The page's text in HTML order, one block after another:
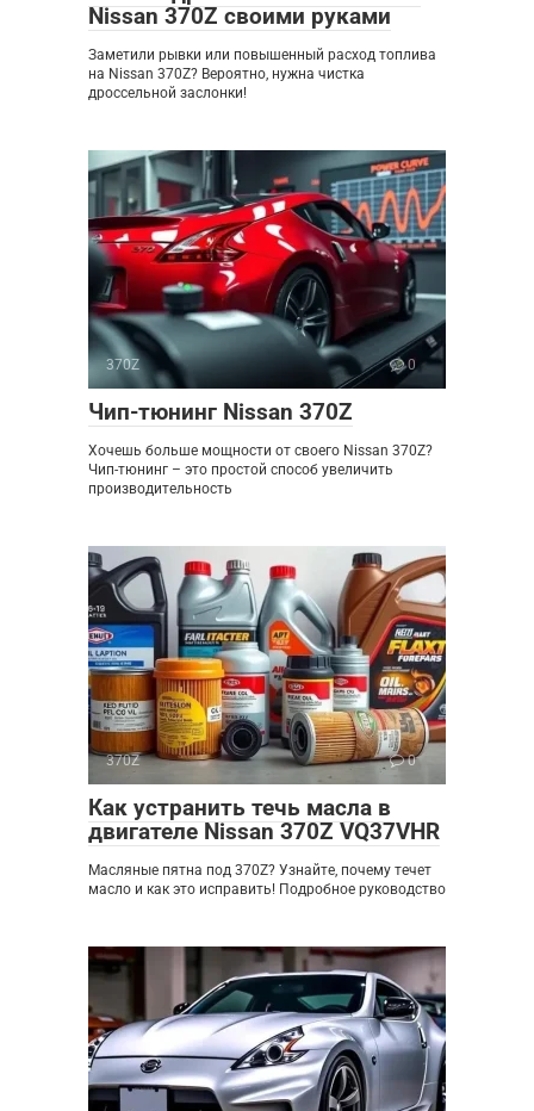
Nissan 370Z своими руками
Заметили рывки или повышенный расход топлива
на Nissan 370Z? Вероятно, нужна чистка
дроссельной заслонки!
370Z 0
Чип-тюнинг Nissan 370Z
Хочешь больше мощности от своего Nissan 370Z?
Чип-тюнинг – это простой способ увеличить
производительность
370Z 0
Как устранить течь масла в
двигателе Nissan 370Z VQ37VHR
Масляные пятна под 370Z? Узнайте, почему течет
масло и как это исправить! Подробное руководство